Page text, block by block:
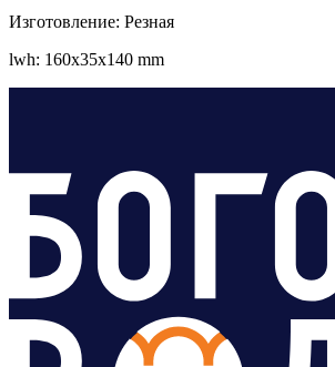
Изготовление: Резная
lwh: 160x35x140 mm